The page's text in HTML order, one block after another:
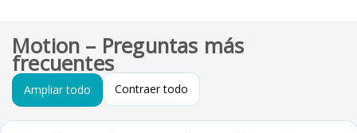
Motion – Preguntas más
frecuentes
Ampliar todo Contraer todo